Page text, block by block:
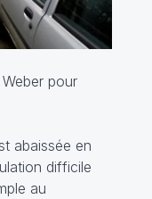
pour
abaissée en
difficile
au